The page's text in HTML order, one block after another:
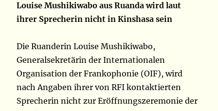
Louise Mushikiwabo aus Ruanda wird laut
ihrer Sprecherin nicht in Kinshasa sein
Die Ruanderin Louise Mushikiwabo,
Generalsekretärin der Internationalen
Organisation der Frankophonie (OIF), wird
nach Angaben ihrer von RFI kontaktierten
Sprecherin nicht zur Eröffnungszeremonie der